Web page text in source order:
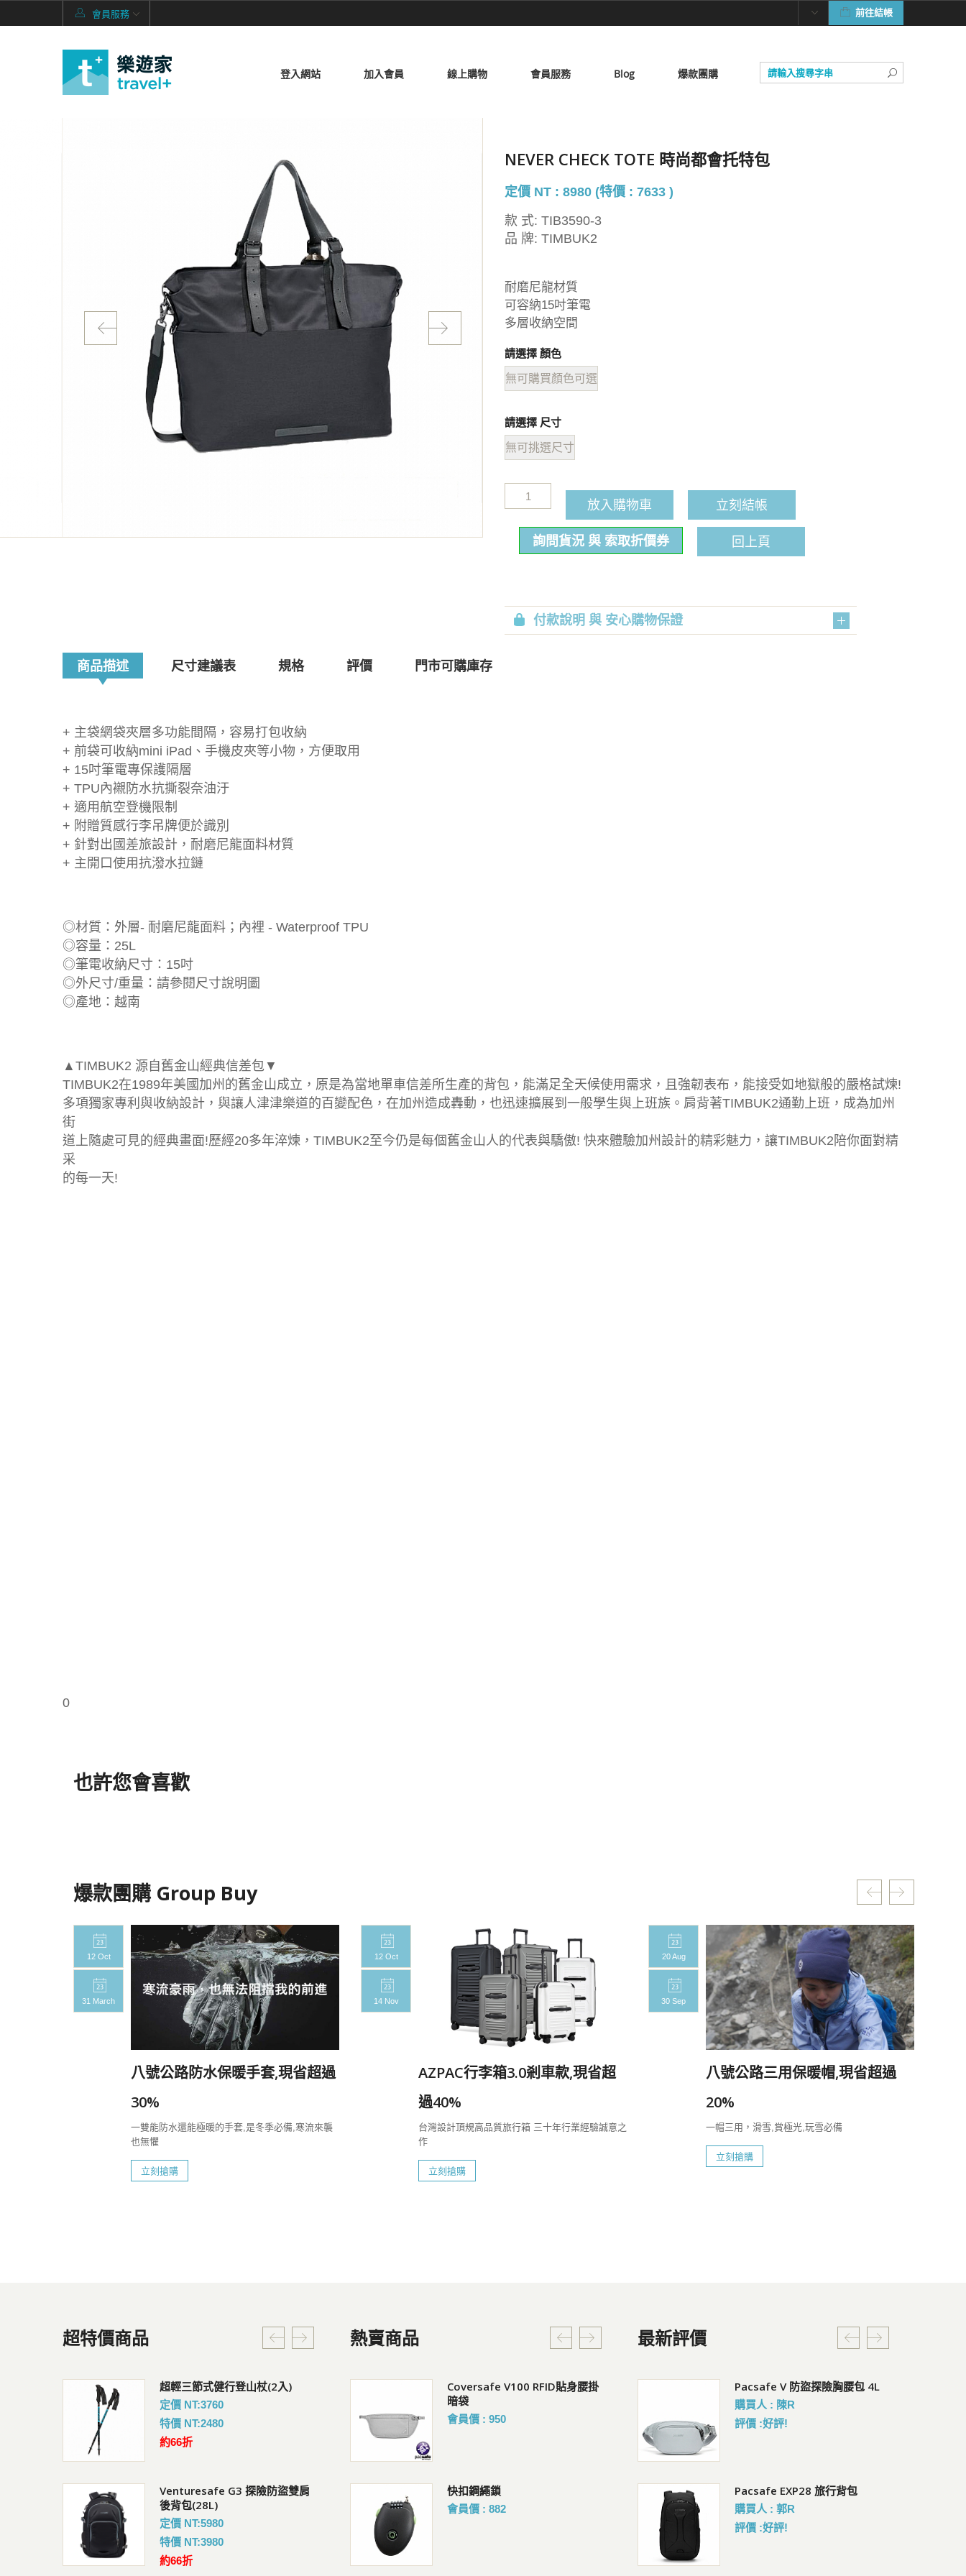
會員服務 前往結帳
登入網站 加入會員 線上購物 會員服務 Blog 爆款團購
NEVER CHECK TOTE 時尚都會托特包
定價 NT : 8980 (特價 : 7633 )
款 式: TIB3590-3
品 牌: TIMBUK2
耐磨尼龍材質
可容納15吋筆電
多層收納空間
請選擇 顏色
無可購買顏色可選
請選擇 尺寸
無可挑選尺寸
放入購物車 立刻結帳
詢問貨況 與 索取折價券 回上頁
付款說明 與 安心購物保證
商品描述 尺寸建議表 規格 評價 門市可購庫存
+ 主袋網袋夾層多功能間隔，容易打包收納
+ 前袋可收納mini iPad、手機皮夾等小物，方便取用
+ 15吋筆電專保護隔層
+ TPU內襯防水抗撕裂奈油汙
+ 適用航空登機限制
+ 附贈質感行李吊牌便於識別
+ 針對出國差旅設計，耐磨尼龍面料材質
+ 主開口使用抗潑水拉鏈
◎材質：外層- 耐磨尼龍面料；內裡 - Waterproof TPU
◎容量：25L
◎筆電收納尺寸：15吋
◎外尺寸/重量：請參閱尺寸說明圖
◎產地：越南
▲TIMBUK2 源自舊金山經典信差包▼
TIMBUK2在1989年美國加州的舊金山成立，原是為當地單車信差所生產的背包，能滿足全天候使用需求，且強韌表布，能接受如地獄般的嚴格試煉!
多項獨家專利與收納設計，與讓人津津樂道的百變配色，在加州造成轟動，也迅速擴展到一般學生與上班族。肩背著TIMBUK2通勤上班，成為加州
街
道上隨處可見的經典畫面!歷經20多年淬煉，TIMBUK2至今仍是每個舊金山人的代表與驕傲! 快來體驗加州設計的精彩魅力，讓TIMBUK2陪你面對精
采
的每一天!
0
也許您會喜歡
爆款團購 Group Buy
12 Oct
31 March
八號公路防水保暖手套,現省超過
30%
一雙能防水還能極暖的手套,是冬季必備,寒流來襲
也無懼
立刻搶購
12 Oct
14 Nov
AZPAC行李箱3.0剎車款,現省超
過40%
台灣設計頂規高品質旅行箱 三十年行業經驗誠意之
作
立刻搶購
20 Aug
30 Sep
八號公路三用保暖帽,現省超過
20%
一帽三用，滑雪,賞極光,玩雪必備
立刻搶購
超特價商品
超輕三節式健行登山杖(2入)
定價 NT:3760
特價 NT:2480
約66折
Venturesafe G3 探險防盜雙肩
後背包(28L)
定價 NT:5980
特價 NT:3980
約66折
熱賣商品
Coversafe V100 RFID貼身腰掛
暗袋
會員價 : 950
快扣鋼繩鎖
會員價 : 882
RFIDsafe V100 防盜皮夾
會員價 : 1214
COOLMAX排汗快乾抗菌襪
會員價 : 162
Coversafe X100 RFID 安全貼身
腰掛暗袋
會員價 : 1214
Pacsafe EXP28 旅行背包
會員價 : 6822
最新評價
Pacsafe V Action 防盜胸背 斜
購買人 : 邱R
Pacsafe V 防盜城市斜肩包
購買人 : 邱R
Pacsafe V 防盜探險胸腰包 4L
購買人 : 陳R
評價 :好評!
Pacsafe EXP28 旅行背包
購買人 : 郭R
評價 :好評!